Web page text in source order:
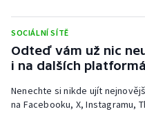
Triatlon
Veslování
Vodní slalom
SOCIÁLNÍ SÍTĚ
Odteď vám už nic
i na dalších
Nenechte si nikde ujít
na Facebooku, X, Instagramu,